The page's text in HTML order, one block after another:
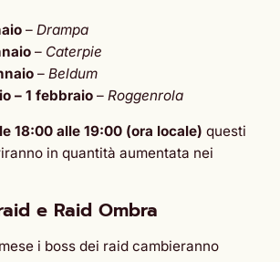
– Drampa
– Caterpie
– Beldum
– 1 febbraio – Roggenrola
18:00 alle 19:00 (ora locale) questi
in quantità aumentata nei
e Raid Ombra
i boss dei raid cambieranno